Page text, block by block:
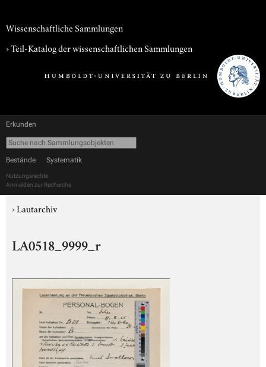
Wissenschaftliche Sammlungen
› Teil-Katalog der wissenschaftlichen Sammlungen
Erkunden
Bestände Systematik
Nutzungsrechte
Anmelden zur Recherche
›Lautarchiv
LA0518_9999_r